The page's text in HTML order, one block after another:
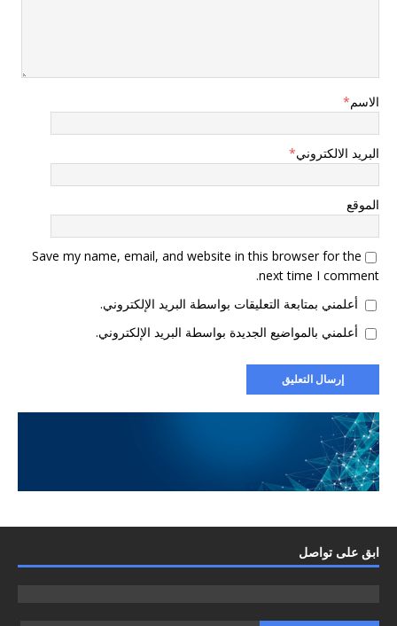
الاسم*
البريد الالكتروني*
الموقع
Save my name, email, and website in this browser for the
next time I comment.
أعلمني بمتابعة التعليقات بواسطة البريد الإلكتروني.
أعلمني بالمواضيع الجديدة بواسطة البريد الإلكتروني.
ابق على تواصل